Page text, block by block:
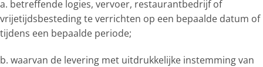
a. betreffende logies, vervoer, restaurantbedrijf of
vrijetijdsbesteding te verrichten op een bepaalde datum of
tijdens een bepaalde periode;
b. waarvan de levering met uitdrukkelijke instemming van